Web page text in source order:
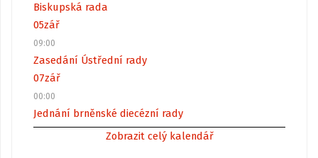
Biskupská rada
05zář
09:00
Zasedání Ústřední rady
07zář
00:00
Jednání brněnské diecézní rady
Zobrazit celý kalendář